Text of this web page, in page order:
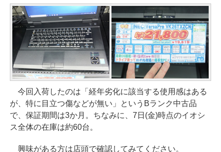
今回入荷したのは「経年劣化に該当する使用感はある
が、特に目立つ傷などが無い」というBランク中古品
で、保証期間は3か月。ちなみに、7日(金)時点のイオシ
ス全体の在庫は約60台。
興味がある方は店頭で確認してみてください。